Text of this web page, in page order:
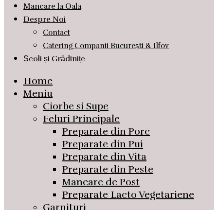
Mancare la Oala
Despre Noi
Contact
Catering Companii București & Ilfov
Școli și Grădinițe
Home
Meniu
Ciorbe si Supe
Feluri Principale
Preparate din Porc
Preparate din Pui
Preparate din Vita
Preparate din Peste
Mancare de Post
Preparate Lacto Vegetariene
Garnituri